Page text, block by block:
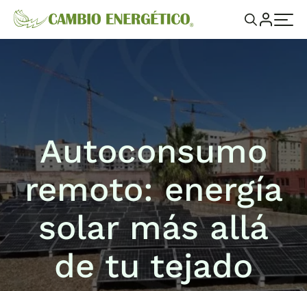
Autoconsumo
remoto: energía
solar más allá
de tu tejado